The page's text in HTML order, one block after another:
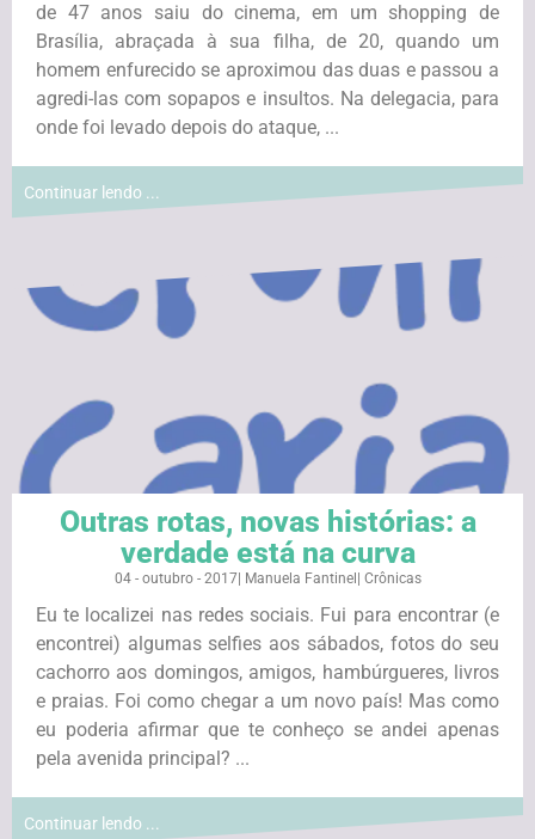
de 47 anos saiu do cinema, em um shopping de
Brasília, abraçada à sua filha, de 20, quando um
homem enfurecido se aproximou das duas e passou a
agredi-las com sopapos e insultos. Na delegacia, para
onde foi levado depois do ataque, ...
Continuar lendo ...
Outras rotas, novas histórias: a
verdade está na curva
04 - outubro - 2017| Manuela Fantinel Crônicas
Eu te localizei nas redes sociais. Fui para encontrar (e
encontrei) algumas selfies aos sábados, fotos do seu
cachorro aos domingos, amigos, hambúrgueres, livros
e praias. Foi como chegar a um novo país! Mas como
eu poderia afirmar que te conheço se andei apenas
pela avenida principal? ...
Continuar lendo ...